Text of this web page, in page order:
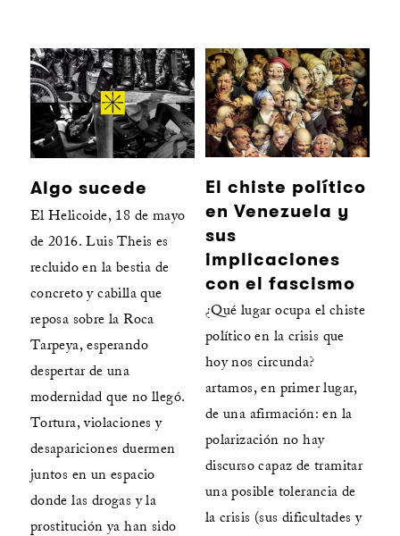
Algo sucede
El Helicoide, 18 de mayo
de 2016. Luis Theis es
recluido en la bestia de
concreto y cabilla que
reposa sobre la Roca
Tarpeya, esperando
despertar de una
modernidad que no llegó.
Tortura, violaciones y
desapariciones duermen
juntos en un espacio
donde las drogas y la
prostitución ya han sido
El chiste político
en Venezuela y
sus
implicaciones
con el fascismo
¿Qué lugar ocupa el chiste
político en la crisis que
hoy nos circunda?
artamos, en primer lugar,
de una afirmación: en la
polarización no hay
discurso capaz de tramitar
una posible tolerancia de
la crisis (sus dificultades y